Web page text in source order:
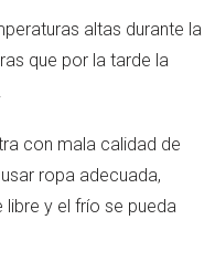
altas durante la
que por la tarde la
con mala calidad de
ropa adecuada,
y el frío se pueda